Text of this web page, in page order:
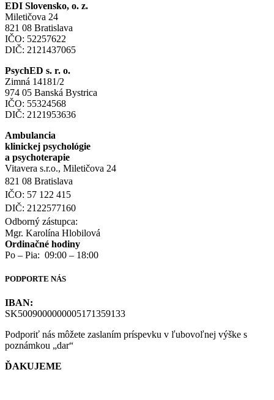
EDI Slovensko, o. z.
Miletičova 24
821 08 Bratislava
IČO: 52257622
DIČ: 2121437065
PsychED s. r. o.
Zimná 14181/2
974 05 Banská Bystrica
IČO: 55324568
DIČ: 2121953636
Ambulancia
klinickej psychológie
a psychoterapie
Vitavera s.r.o., Miletičova 24
821 08 Bratislava
IČO: 57 122 415
DIČ: 2122577160
Odborný zástupca:
Mgr. Karolína Hlobilová
Ordinačné hodiny
Po – Pia: 09:00 – 18:00
PODPORTE NÁS
IBAN:
SK5009000000005171359133
Podporiť nás môžete zaslaním príspevku v ľubovoľnej výške s
poznámkou „dar“
ĎAKUJEME